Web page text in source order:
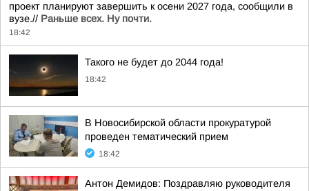
проект планируют завершить к осени 2027 года, сообщили в
вузе.// Раньше всех. Ну почти.
18:42
Такого не будет до 2044 года!
18:42
В Новосибирской области прокуратурой
проведен тематический прием
18:42
Антон Демидов: Поздравляю руководителя